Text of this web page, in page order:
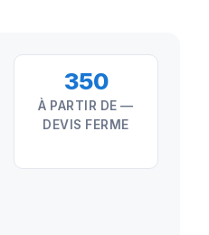
350
À PARTIR DE —
DEVIS FERME